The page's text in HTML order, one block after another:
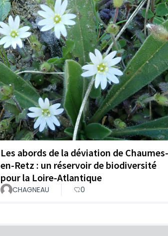
Les abords de la déviation de Chaumes-
en-Retz : un réservoir de biodiversité
pour la Loire-Atlantique
CHAGNEAU 0